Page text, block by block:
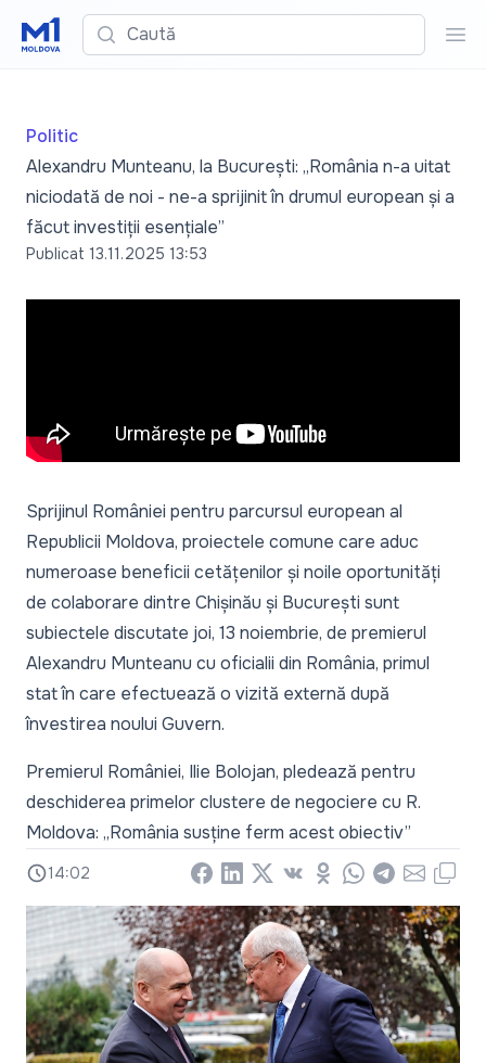
Caută
Politic
Alexandru Munteanu, la București: „România n-a uitat
niciodată de noi - ne-a sprijinit în drumul european și a
făcut investiții esențiale”
Publicat 13.11.2025 13:53
Sprijinul României pentru parcursul european al
Republicii Moldova, proiectele comune care aduc
numeroase beneficii cetățenilor și noile oportunități
de colaborare dintre Chișinău și București sunt
subiectele discutate joi, 13 noiembrie, de premierul
Alexandru Munteanu cu oficialii din România, primul
stat în care efectuează o vizită externă după
învestirea noului Guvern.
Premierul României, Ilie Bolojan, pledează pentru
deschiderea primelor clustere de negociere cu R.
Moldova: „România susține ferm acest obiectiv”
14:02 Facebook
LinkedIn
X Vkontakte
Odnoklassniki
WhatsApp
Telegram
EmailCopy